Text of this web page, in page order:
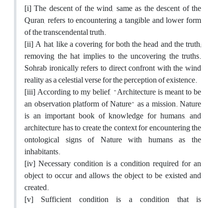
[i] The descent of the wind, same as the descent of the
Quran, refers to encountering a tangible and lower form
of the transcendental truth.
[ii] A hat, like a covering for both the head and the truth;
removing the hat implies to the uncovering the truths.
Sohrab ironically refers to direct confront with the wind
reality as a celestial verse for the perception of existence.
[iii] According to my belief, "Architecture is meant to be
an observation platform of Nature" as a mission. Nature
is an important book of knowledge for humans, and
architecture has to create the context for encountering the
ontological signs of Nature with humans as the
inhabitants.
[iv] Necessary condition is a condition required for an
object to occur and allows the object to be existed and
created.
[v] Sufficient condition is a condition that is